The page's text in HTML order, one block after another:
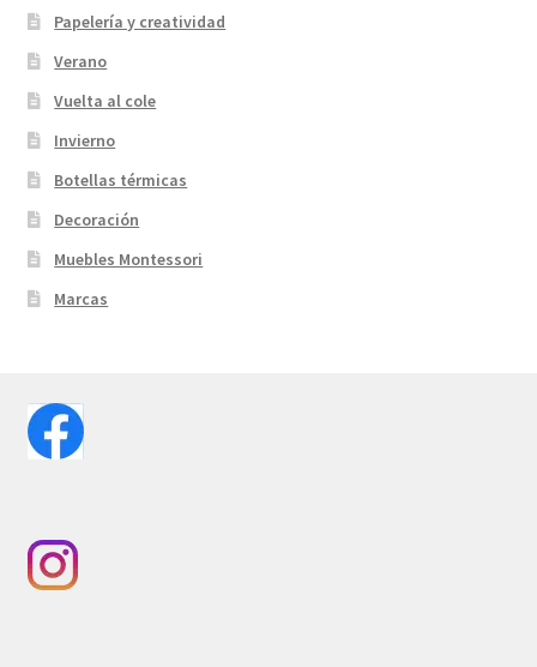
Papelería y creatividad
Verano
Vuelta al cole
Invierno
Botellas térmicas
Decoración
Muebles Montessori
Marcas